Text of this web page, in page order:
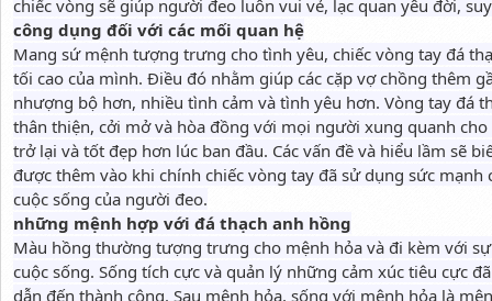
chiếc vòng sẽ giúp người đeo luôn vui vẻ, lạc quan yêu đời,
công dụng đối với các mối quan hệ
Mang sứ mệnh tượng trưng cho tình yêu, chiếc vòng tay đá
tối cao của mình. Điều đó nhằm giúp các cặp vợ chồng thêm
nhượng bộ hơn, nhiều tình cảm và tình yêu hơn. Vòng tay đá
thân thiện, cởi mở và hòa đồng với mọi người xung quanh
trở lại và tốt đẹp hơn lúc ban đầu. Các vấn đề và hiểu lầm sẽ
được thêm vào khi chính chiếc vòng tay đã sử dụng sức
cuộc sống của người đeo.
những mệnh hợp với đá thạch anh hồng
Màu hồng thường tượng trưng cho mệnh hỏa và đi kèm với
cuộc sống. Sống tích cực và quản lý những cảm xúc tiêu cực
dẫn đến thành công. Sau mệnh hỏa, sống với mệnh hỏa là